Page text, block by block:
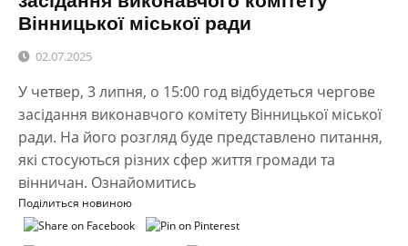
Вінницької міської ради
02.07.2025
У четвер, 3 липня, о 15:00 год відбудеться чергове
засідання виконавчого комітету Вінницької міської
ради. На його розгляд буде представлено питання,
які стосуються різних сфер життя громади та
вінничан. Ознайомитись
Поділиться новиною